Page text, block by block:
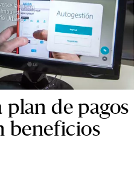
de pagos
beneficios